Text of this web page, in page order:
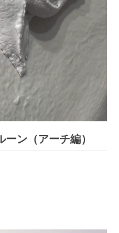
ン（アーチ編）